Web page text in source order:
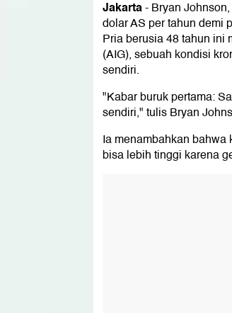
Jakarta-Bryan
dolar AS per tahun demi
Pria berusia 48 tahun ini
(AIG), sebuah kondisi
sendiri.
"Kabar buruk pertama:
sendiri," tulis Bryan
Ia menambahkan
bisa lebih tinggi karena